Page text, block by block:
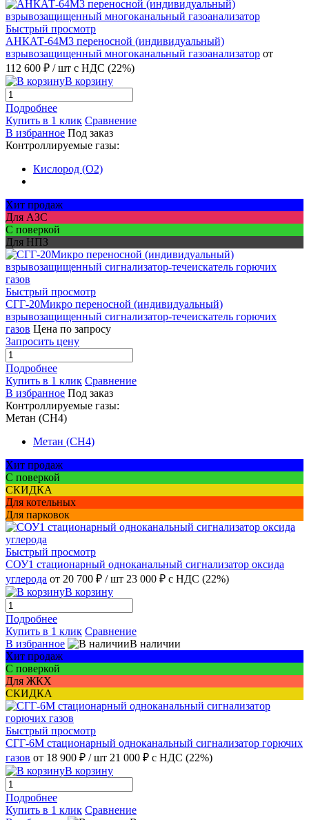
Быстрый просмотр
АНКАТ-64М3 переносной (индивидуальный)
взрывозащищенный многоканальный газоанализатор от
112 600 ₽ / шт с НДС (22%)
В корзину
Подробнее
Купить в 1 клик Сравнение
В избранное Под заказ
Контроллируемые газы:
Кислород (O2)
Хит продаж
Для АЗС
С поверкой
Для НПЗ
Быстрый просмотр
СГГ-20Микро переносной (индивидуальный)
взрывозащищенный сигнализатор-течеискатель горючих
газов Цена по запросу
Запросить цену
Подробнее
Купить в 1 клик Сравнение
В избранное Под заказ
Контроллируемые газы:
Метан (CH4)
Метан (CH4)
Хит продаж
С поверкой
СКИДКА
Для котельных
Для парковок
Быстрый просмотр
СОУ1 стационарный одноканальный сигнализатор оксида
углерода от 20 700 ₽ / шт 23 000 ₽ с НДС (22%)
В корзину
Подробнее
Купить в 1 клик Сравнение
В избранное
В наличии
Хит продаж
С поверкой
Для ЖКХ
СКИДКА
Быстрый просмотр
СГГ-6М стационарный одноканальный сигнализатор горючих
газов от 18 900 ₽ / шт 21 000 ₽ с НДС (22%)
В корзину
Подробнее
Купить в 1 клик Сравнение